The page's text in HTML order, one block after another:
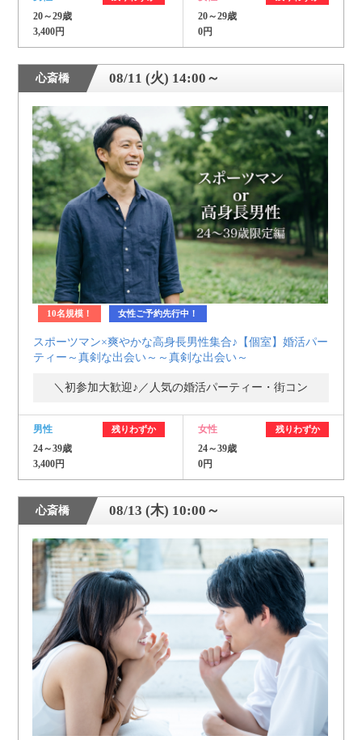
20～29歳
3,400円
20～29歳
0円
心斎橋 08/11 (火) 14:00～
10名規模！ 女性ご予約先行中！
スポーツマン×爽やかな高身長男性集合♪【個室】婚活パー
ティー～真剣な出会い～～真剣な出会い～
＼初参加大歓迎♪／人気の婚活パーティー・街コン
男性 残りわずか
24～39歳
3,400円
女性 残りわずか
24～39歳
0円
心斎橋 08/13 (木) 10:00～